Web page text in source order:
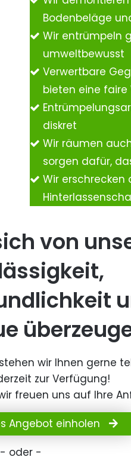
Bodenbeläge
Wir entrümpeln
umweltbewusst
Verwertbare
bieten eine
diskret
Wir räumen
sorgen dafür,
Wir
von
wir Ihnen gerne
zur Verfügung!
freuen uns auf Ihre
Angebot einholen
- oder -